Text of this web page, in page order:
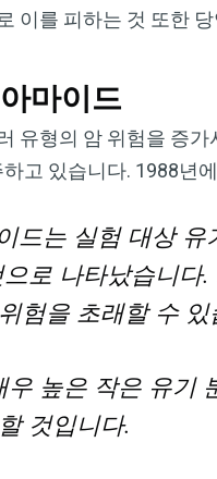
이를 피하는 것 또한
마이드
유형의 암 위험을 증
고 있습니다. 1988년
드는 실험 대상
로 나타났습니
험을 초래할 수 있
높은 작은 유기
것입니다.
지금 구독